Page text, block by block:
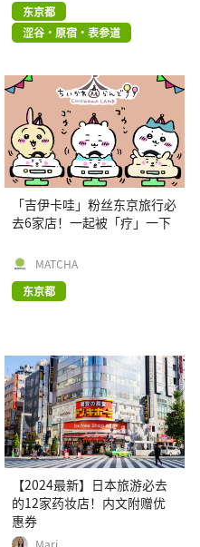
东京都
涩谷・原宿・表参道
「吉伊卡哇」粉丝东京旅行必
去6家店！一起被「疗」一下
MATCHA
东京都
【2024最新】日本旅游必去
的12家药妆店！内文附赠优
惠券
Mari